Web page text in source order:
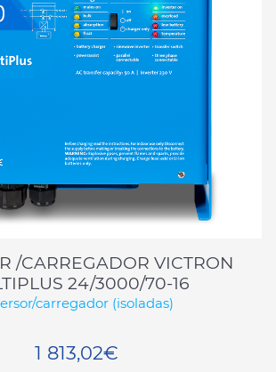
/CARREGADOR VICTRON
24/3000/70-16
carregador (isoladas)
1 813,02€